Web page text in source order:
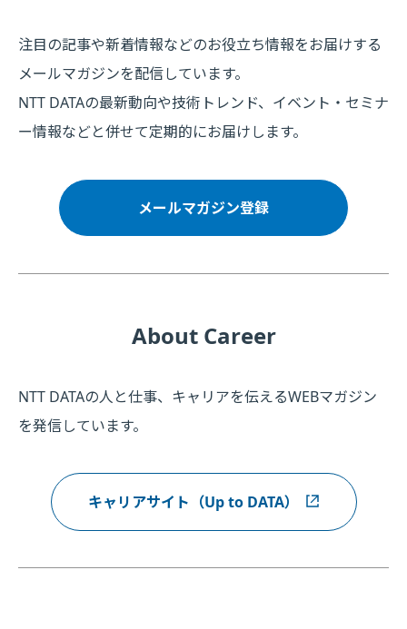
注目の記事や新着情報などのお役立ち情報をお届けする
メールマガジンを配信しています。
NTT DATAの最新動向や技術トレンド、イベント・セミナ
ー情報などと併せて定期的にお届けします。
メールマガジン登録
About Career
NTT DATAの人と仕事、キャリアを伝えるWEBマガジン
を発信しています。
キャリアサイト（Up to DATA）